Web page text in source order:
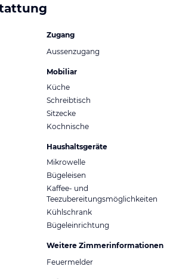
Zugang
Aussenzugang
Mobiliar
Küche
Schreibtisch
Sitzecke
Kochnische
Haushaltsgeräte
Mikrowelle
Bügeleisen
Kaffee- und
Teezubereitungsmöglichkeiten
Kühlschrank
Bügeleinrichtung
Weitere Zimmerinformationen
Feuermelder